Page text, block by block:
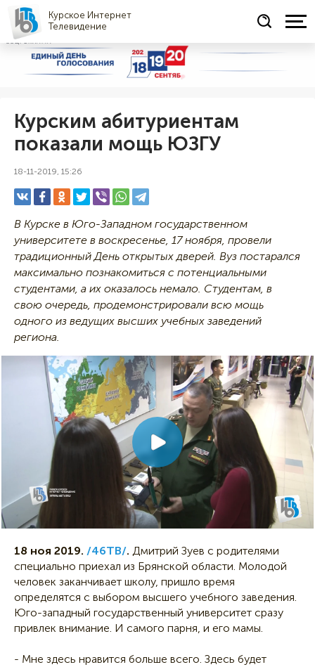
Курское Интернет
Телевидение
СОЦРЕКЛАМА
Курским абитуриентам
показали мощь ЮЗГУ
18-11-2019, 15:26
В Курске в Юго-Западном государственном
университете в воскресенье, 17 ноября, провели
традиционный День открытых дверей. Вуз постарался
максимально познакомиться с потенциальными
студентами, а их оказалось немало. Студентам, в
свою очередь, продемонстрировали всю мощь
одного из ведущих высших учебных заведений
региона.
18 ноя 2019. /46ТВ/. Дмитрий Зуев с родителями
специально приехал из Брянской области. Молодой
человек заканчивает школу, пришло время
определятся с выбором высшего учебного заведения.
Юго-западный государственный университет сразу
привлек внимание. И самого парня, и его мамы.
- Мне здесь нравится больше всего. Здесь будет